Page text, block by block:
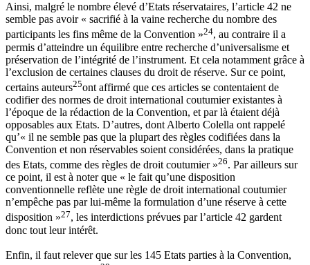
Ainsi, malgré le nombre élevé d’Etats réservataires, l’article 42 ne
semble pas avoir « sacrifié à la vaine recherche du nombre des
participants les fins même de la Convention »24, au contraire il a
permis d’atteindre un équilibre entre recherche d’universalisme et
préservation de l’intégrité de l’instrument. Et cela notamment grâce à
l’exclusion de certaines clauses du droit de réserve. Sur ce point,
certains auteurs25ont affirmé que ces articles se contentaient de
codifier des normes de droit international coutumier existantes à
l’époque de la rédaction de la Convention, et par là étaient déjà
opposables aux Etats. D’autres, dont Alberto Colella ont rappelé
qu’« il ne semble pas que la plupart des règles codifiées dans la
Convention et non réservables soient considérées, dans la pratique
des Etats, comme des règles de droit coutumier »26. Par ailleurs sur
ce point, il est à noter que « le fait qu’une disposition
conventionnelle reflète une règle de droit international coutumier
n’empêche pas par lui-même la formulation d’une réserve à cette
disposition »27, les interdictions prévues par l’article 42 gardent
donc tout leur intérêt.
Enfin, il faut relever que sur les 145 Etats parties à la Convention,